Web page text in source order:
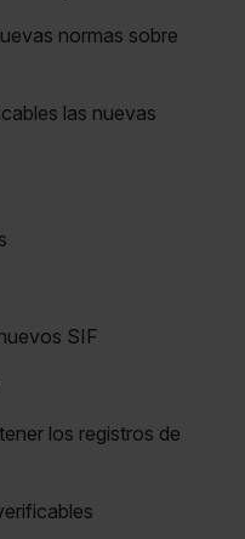
normas sobre
las nuevas
SIF
los registros de